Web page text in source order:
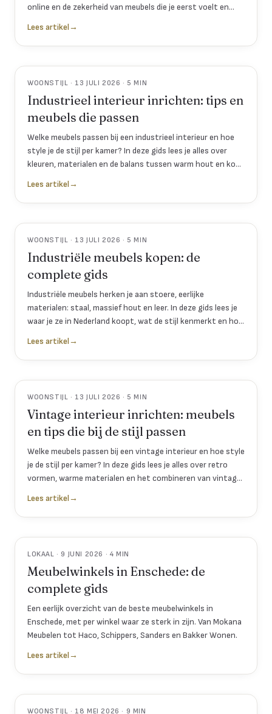
online en de zekerheid van meubels die je eerst voelt en
Lees artikel→
WOONSTIJL · 13 JULI 2026 · 5 MIN
Industrieel interieur inrichten: tips en
meubels die passen
Welke meubels passen bij een industrieel interieur en hoe
style je de stijl per kamer? In deze gids lees je alles over
kleuren, materialen en de balans tussen warm hout en koel
Lees artikel→
WOONSTIJL · 13 JULI 2026 · 5 MIN
Industriële meubels kopen: de
complete gids
Industriële meubels herken je aan stoere, eerlijke
materialen: staal, massief hout en leer. In deze gids lees je
waar je ze in Nederland koopt, wat de stijl kenmerkt en hoe
Lees artikel→
WOONSTIJL · 13 JULI 2026 · 5 MIN
Vintage interieur inrichten: meubels
en tips die bij de stijl passen
Welke meubels passen bij een vintage interieur en hoe style
je de stijl per kamer? In deze gids lees je alles over retro
vormen, warme materialen en het combineren van vintage
Lees artikel→
LOKAAL · 9 JUNI 2026 · 4 MIN
Meubelwinkels in Enschede: de
complete gids
Een eerlijk overzicht van de beste meubelwinkels in
Enschede, met per winkel waar ze sterk in zijn. Van Mokana
Meubelen tot Haco, Schippers, Sanders en Bakker Wonen.
Lees artikel→
WOONSTIJL · 18 MEI 2026 · 9 MIN